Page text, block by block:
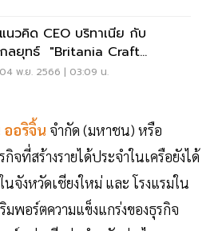
แนวคิด CEO บริทาเนีย กับ
กลยุทธ์ "Britania Craft
Services" การบริการ คือหัวใจ
04 พ.ย. 2566 | 03:09 น.
ออริจิ้น จำกัด (มหาชน) หรือ
ที่สร้างรายได้ประจำในเครือยังได้
นจังหวัดเชียงใหม่ และ โรงแรมใน
มพอร์ตความแข็งแกร่งของธุรกิจ